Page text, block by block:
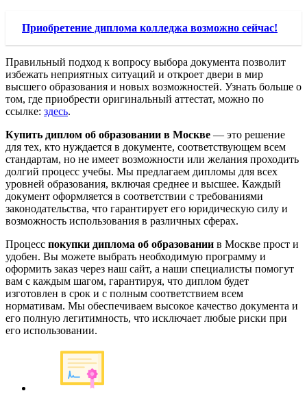
Приобретение диплома колледжа возможно сейчас!
Правильный подход к вопросу выбора документа позволит
избежать неприятных ситуаций и откроет двери в мир
высшего образования и новых возможностей. Узнать больше о
том, где приобрести оригинальный аттестат, можно по
ссылке: здесь.
Купить диплом об образовании в Москве — это решение
для тех, кто нуждается в документе, соответствующем всем
стандартам, но не имеет возможности или желания проходить
долгий процесс учебы. Мы предлагаем дипломы для всех
уровней образования, включая среднее и высшее. Каждый
документ оформляется в соответствии с требованиями
законодательства, что гарантирует его юридическую силу и
возможность использования в различных сферах.
Процесс покупки диплома об образовании в Москве прост и
удобен. Вы можете выбрать необходимую программу и
оформить заказ через наш сайт, а наши специалисты помогут
вам с каждым шагом, гарантируя, что диплом будет
изготовлен в срок и с полным соответствием всем
нормативам. Мы обеспечиваем высокое качество документа и
его полную легитимность, что исключает любые риски при
его использовании.